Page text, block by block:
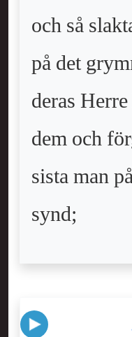
och så
på det
deras
dem och
sista man
synd;